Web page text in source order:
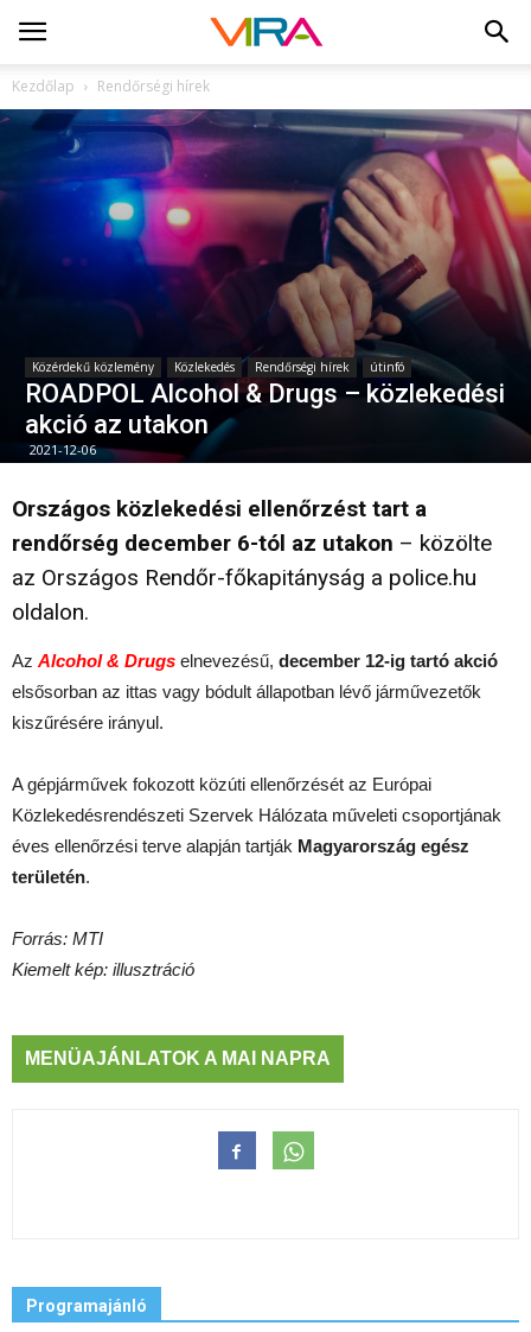
Kezdőlap Rendőrségi hírek
Közérdekű közlemény Közlekedés Rendőrségi hírek útinfó
ROADPOL Alcohol & Drugs – közlekedési
akció az utakon
2021-12-06
Országos közlekedési ellenőrzést tart a
rendőrség december 6-tól az utakon – közölte
az Országos Rendőr-főkapitányság a police.hu
oldalon.
Az Alcohol & Drugs elnevezésű, december 12-ig tartó akció
elsősorban az ittas vagy bódult állapotban lévő járművezetők
kiszűrésére irányul.
A gépjárművek fokozott közúti ellenőrzését az Európai
Közlekedésrendészeti Szervek Hálózata műveleti csoportjának
éves ellenőrzési terve alapján tartják Magyarország egész
területén.
Forrás: MTI
Kiemelt kép: illusztráció
MENÜAJÁNLATOK A MAI NAPRA
Programajánló